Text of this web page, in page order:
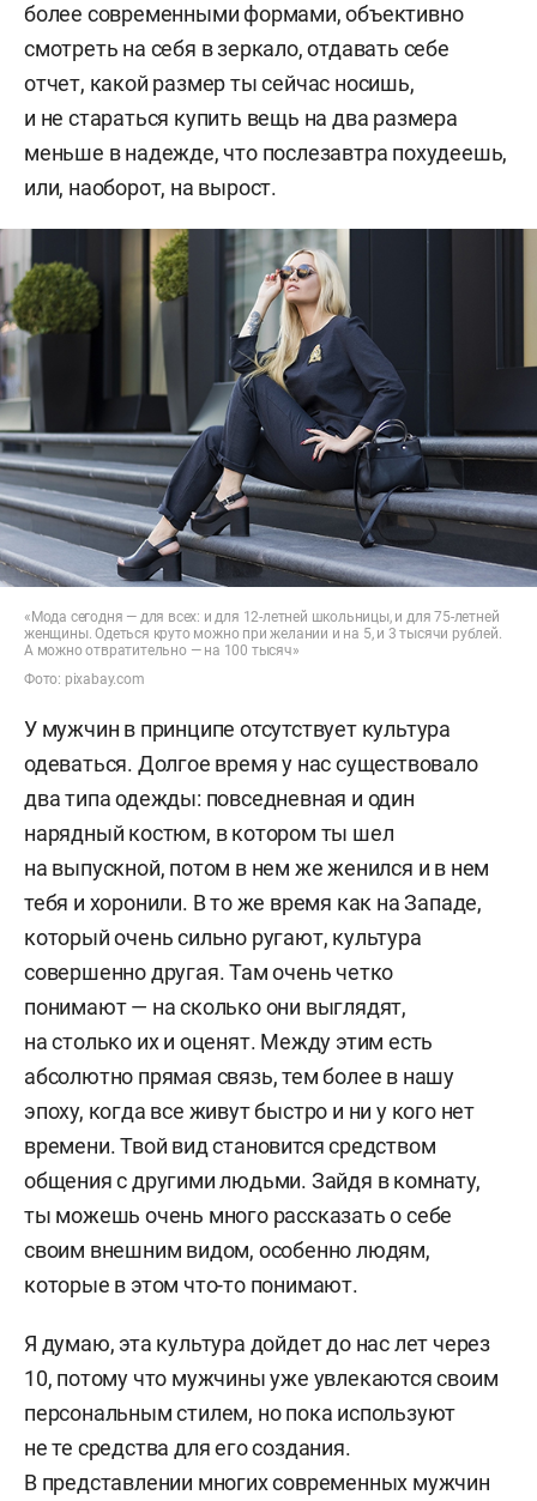
более современными формами, объективно
смотреть на себя в зеркало, отдавать себе
отчет, какой размер ты сейчас носишь,
и не стараться купить вещь на два размера
меньше в надежде, что послезавтра похудеешь,
или, наоборот, на вырост.
«Мода сегодня — для всех: и для 12-летней школьницы, и для 75-летней
женщины. Одеться круто можно при желании и на 5, и 3 тысячи рублей.
А можно отвратительно — на 100 тысяч»
Фото: pixabay.com
У мужчин в принципе отсутствует культура
одеваться. Долгое время у нас существовало
два типа одежды: повседневная и один
нарядный костюм, в котором ты шел
на выпускной, потом в нем же женился и в нем
тебя и хоронили. В то же время как на Западе,
который очень сильно ругают, культура
совершенно другая. Там очень четко
понимают — на сколько они выглядят,
на столько их и оценят. Между этим есть
абсолютно прямая связь, тем более в нашу
эпоху, когда все живут быстро и ни у кого нет
времени. Твой вид становится средством
общения с другими людьми. Зайдя в комнату,
ты можешь очень много рассказать о себе
своим внешним видом, особенно людям,
которые в этом что-то понимают.
Я думаю, эта культура дойдет до нас лет через
10, потому что мужчины уже увлекаются своим
персональным стилем, но пока используют
не те средства для его создания.
В представлении многих современных мужчин